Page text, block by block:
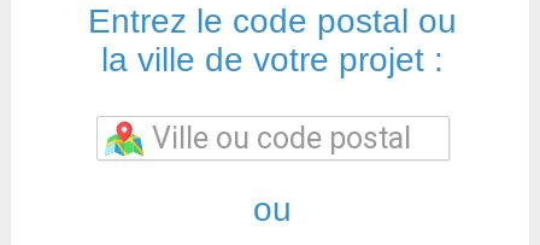
Entrez le code postal ou
la ville de votre projet :
ou